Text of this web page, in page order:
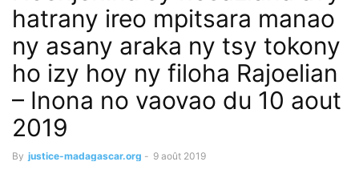
hatrany ireo mpitsara manao
ny asany araka ny tsy tokony
ho izy hoy ny filoha Rajoelian
– Inona no vaovao du 10 aout
2019
By justice-madagascar.org - 9 août 2019